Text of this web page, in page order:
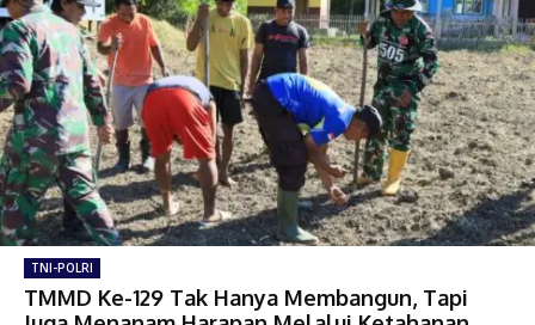
TNI-POLRI
TMMD Ke-129 Tak Hanya Membangun, Tapi